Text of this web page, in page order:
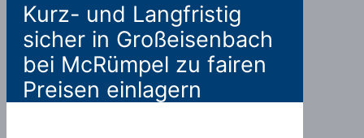
Kurz- und Langfristig
sicher in Großeisenbach
bei McRümpel zu fairen
Preisen einlagern